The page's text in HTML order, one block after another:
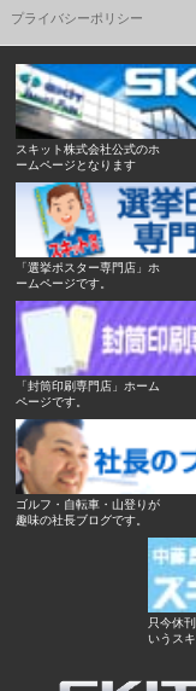
プライバシーポリシー
スキット株式会社公式のホ
ームページとなります
「選挙ポスター専門店」ホ
ームページです。
「封筒印刷専門店」ホーム
ページです。
ゴルフ・自転車・山登りが
趣味の社長ブログです。
只今休
いうス